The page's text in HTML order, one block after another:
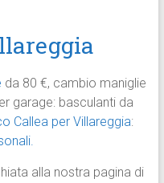
da 80 €, cambio maniglie
garage: basculanti da
Callea per Villareggia:
alla nostra pagina di